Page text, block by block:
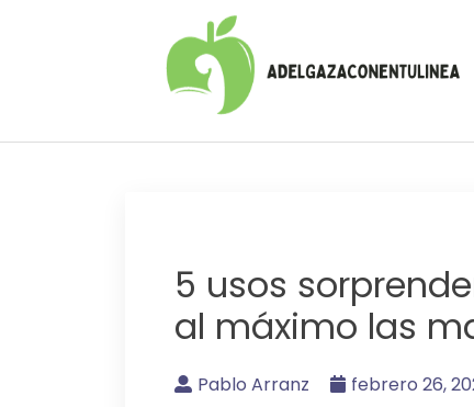
5 usos
al máximo las
Pablo Arranz febrero 26,